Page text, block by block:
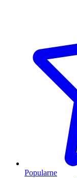
Popularne